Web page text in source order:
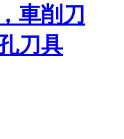
車削刀
刀具